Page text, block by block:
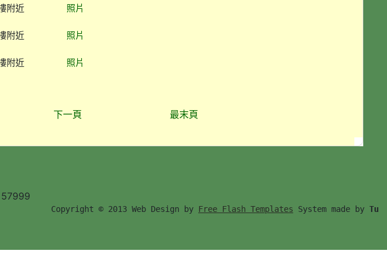
附近 照片
附近 照片
附近 照片
下一頁 最末頁
        Copyright © 2013 Web Design by
Free Flash Templates System made by Tu